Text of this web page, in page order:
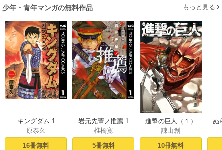
少年・青年マンガの無料作品 もっと見る
キングダム 1
原泰久
16冊無料
岩元先輩ノ推薦 1
椎橋寛
5冊無料
進撃の巨人（１）
諫山創
10冊無料
ぬ